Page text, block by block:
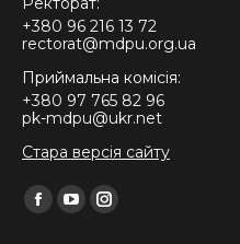
+380 96 216 13 72
rectorat@mdpu.org.ua
Приймальна комісія:
+380 97 765 82 96
pk-mdpu@ukr.net
Стара версія сайту
Find us on:
Facebook
YouTubeInstagram